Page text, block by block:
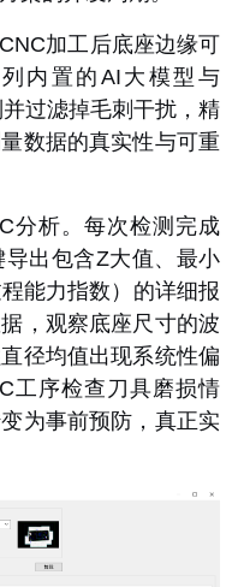
加工后底座边缘可
内置的 AI大模型与
过滤掉毛刺干扰，精
数据的真实性与可重
分析。每次检测完成
出包含Z大值、最小
能力指数）的详细报
，观察底座尺寸的波
径均值出现系统性偏
工序检查刀具磨损情
为事前预防，真正实